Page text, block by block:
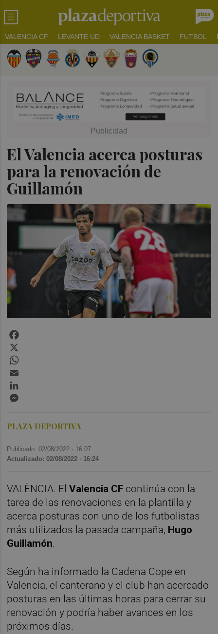
VALENCIA CF LEVANTE UD VALENCIA BASKET FUTBOL
El Valencia acerca posturas
para la renovación de
Guillamón
PLAZA DEPORTIVA
Publicado: 02/08/2022 · 16:07
Actualizado: 02/08/2022 · 16:24
VALÈNCIA. ElValencia CF continúa con la
tarea de las renovaciones en la plantilla y
acerca posturas con uno de los futbolistas
más utilizados la pasada campaña, Hugo
Guillamón.
Según ha informado la Cadena Cope en
Valencia, el canterano y el club han acercado
posturas en las últimas horas para cerrar su
renovación y podría haber avances en los
próximos días.